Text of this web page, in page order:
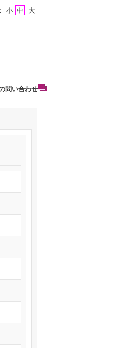
問い合わせ
小 中 大